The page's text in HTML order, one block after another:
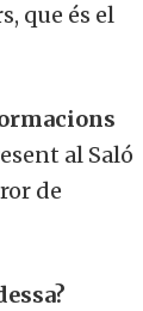
que és el
al Saló
de